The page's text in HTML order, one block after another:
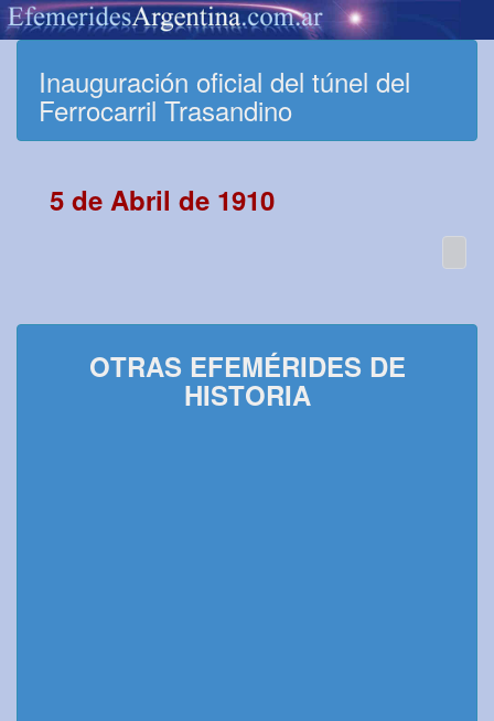
Inauguración oficial del túnel del
Ferrocarril Trasandino
5 de Abril de 1910
OTRAS EFEMÉRIDES DE
HISTORIA